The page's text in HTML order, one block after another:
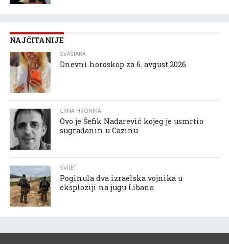
NAJČITANIJE
SVAŠTARA
Dnevni horoskop za 6. avgust.2026.
CRNA HRONIKA
Ovo je Šefik Nadarević kojeg je usmrtio
sugrađanin u Cazinu
SVIJET
Poginula dva izraelska vojnika u
eksploziji na jugu Libana